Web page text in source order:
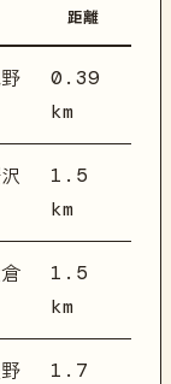
距離
0.39
km
1.5
km
1.5
km
1.7